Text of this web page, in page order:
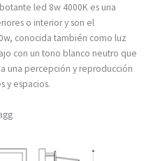
led 8w 4000K es una
o interior y son el
conocida también como luz
con un tono blanco neutro que
una percepción y reproducción
y espacios.